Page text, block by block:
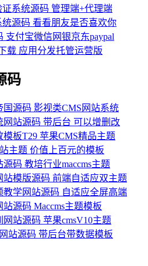
系统源码 管理端+代理端
源码 看看朋友是否喜欢你
支付宝微信网银京东paypal
载 应用分发托管运营版
码
源码 影视类CMS网站系统
站源码 带后台 可以增删改
模板T29 苹果CMS精品主题
主题 价值上百元的模板
码 教培行业maccms主题
模版源码 前端自适应双主题
教学网站源码 自适应全屏高端
源码 Maccms主题模板
站源码 苹果cmsV10主题
站源码 带后台带数据模板